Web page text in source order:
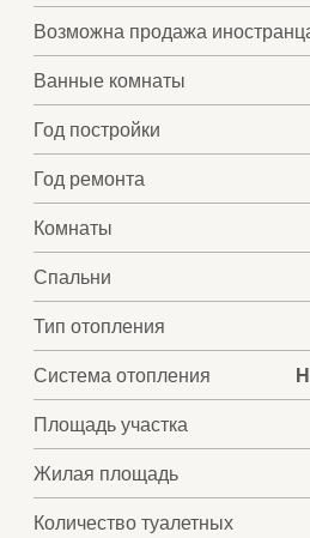
Возможна продажа
Ванные комнаты
Год постройки
Год ремонта
Комнаты
Спальни
Тип отопления
Система отопления
Площадь участка
Жилая площадь
Количество туалетных